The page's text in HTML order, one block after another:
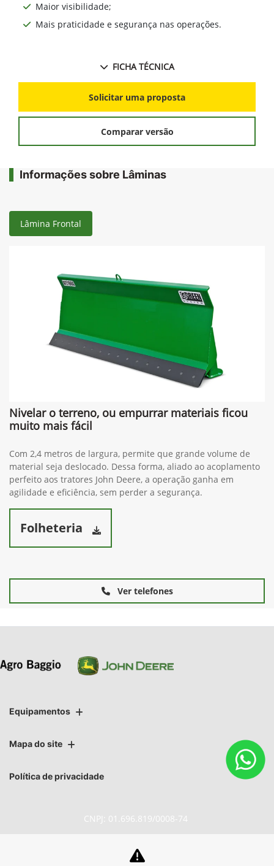
Maior visibilidade;
Mais praticidade e segurança nas operações.
FICHA TÉCNICA
Solicitar uma proposta
Comparar versão
Informações sobre Lâminas
Lâmina Frontal
Nivelar o terreno, ou empurrar materiais ficou
muito mais fácil
Com 2,4 metros de largura, permite que grande volume de
material seja deslocado. Dessa forma, aliado ao acoplamento
perfeito aos tratores John Deere, a operação ganha em
agilidade e eficiência, sem perder a segurança.
Folheteria
Ver telefones
Equipamentos
Mapa do site
Política de privacidade
CNPJ: 01.696.819/0008-74